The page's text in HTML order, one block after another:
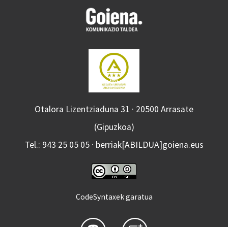
Otalora Lizentziaduna 31 · 20500 Arrasate
(Gipuzkoa)
Tel.: 943 25 05 05 · berriak[ABILDUA]goiena.eus
CodeSyntaxek garatua